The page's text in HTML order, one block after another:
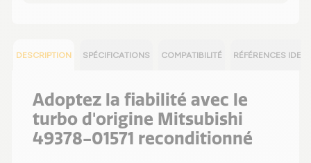
DESCRIPTION SPÉCIFICATIONS COMPATIBILITÉ RÉFÉRENCES
Adoptez la fiabilité avec le
turbo d'origine Mitsubishi
49378-01571 reconditionné